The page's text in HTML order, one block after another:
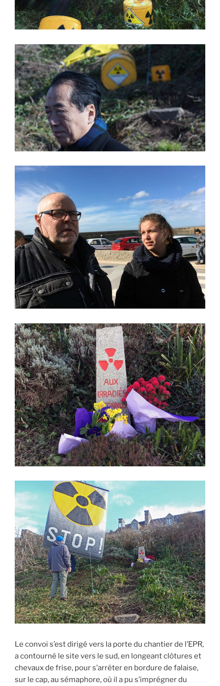
Le convoi s’est dirigé vers la porte du chantier de l’EPR,
a contourné le site vers le sud, en longeant clôtures et
chevaux de frise, pour s’arrêter en bordure de falaise,
sur le cap, au sémaphore, où il a pu s’imprégner du